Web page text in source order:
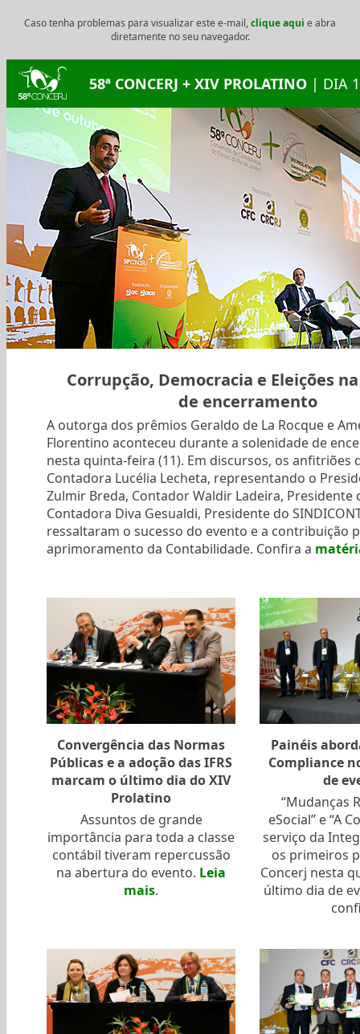
Caso tenha problemas para visualizar este e-mail,clique aqui e abra
diretamente no seu navegador.
58ª CONCERJ + XIV PROLATINO | DIA
Corrupção, Democracia e Eleições
de encerramento
A outorga dos prêmios Geraldo de La Rocque e
Florentino aconteceu durante a solenidade de
nesta quinta-feira (11). Em discursos, os anfitriões
Contadora Lucélia Lecheta, representando o
Zulmir Breda, Contador Waldir Ladeira, Presidente
Contadora Diva Gesualdi, Presidente do
ressaltaram o sucesso do evento e a contribuição
aprimoramento da Contabilidade. Confira a
Convergência das Normas
Públicas e a adoção das IFRS
marcam o último dia do XIV
Prolatino
Assuntos de grande
importância para toda a classe
contábil tiveram repercussão
na abertura do evento. Leia
mais.
Painéis
Compliance
de
“Mudanças
eSocial” e “A
serviço da
os primeiros
Concerj nesta
último dia de